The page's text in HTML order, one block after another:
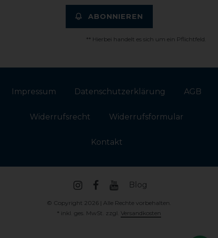
ABONNIEREN
** Hierbei handelt es sich um ein Pflichtfeld.
Impressum Daten­schutz­erklärung AGB
Widerrufs­recht Widerrufs­formular
Kontakt
Blog
© Copyright 2026 | Alle Rechte vorbehalten.
* inkl. ges. MwSt. zzgl. Versandkosten